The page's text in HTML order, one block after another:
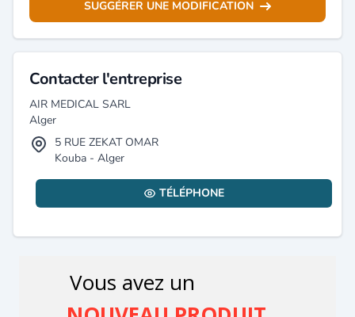
SUGGÉRER UNE MODIFICATION
Contacter l'entreprise
AIR MEDICAL SARL
Alger
5 RUE ZEKAT OMAR
Kouba - Alger
TÉLÉPHONE